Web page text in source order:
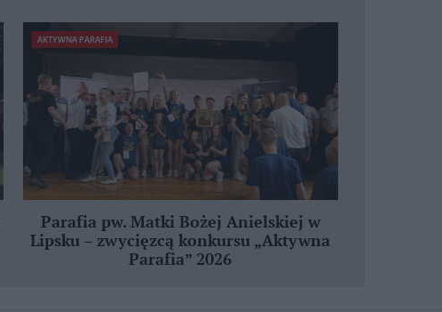
AKTYWNA PARAFIA
Parafia pw. Matki Bożej Anielskiej w
Lipsku – zwycięzcą konkursu „Aktywna
Parafia” 2026